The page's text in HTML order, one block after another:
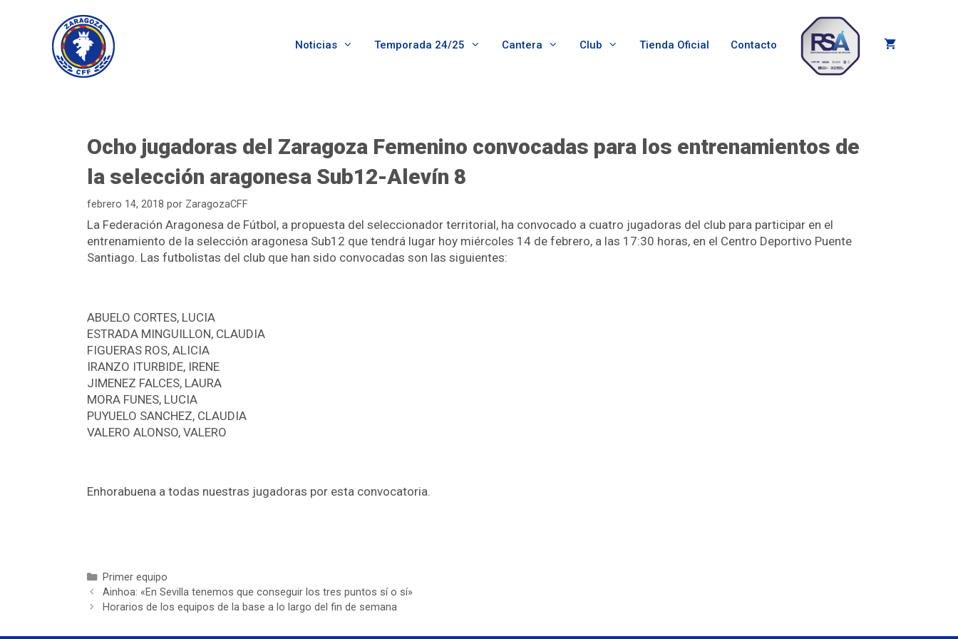
Noticias Temporada 24/25 Cantera Club Tienda Oficial Contacto
Ocho jugadoras del Zaragoza Femenino convocadas para los entrenamientos de
la selección aragonesa Sub12-Alevín 8
febrero 14, 2018 por ZaragozaCFF
La Federación Aragonesa de Fútbol, a propuesta del seleccionador territorial, ha convocado a cuatro jugadoras del club para participar en el
entrenamiento de la selección aragonesa Sub12 que tendrá lugar hoy miércoles 14 de febrero, a las 17:30 horas, en el Centro Deportivo Puente
Santiago. Las futbolistas del club que han sido convocadas son las siguientes:
ABUELO CORTES, LUCIA
ESTRADA MINGUILLON, CLAUDIA
FIGUERAS ROS, ALICIA
IRANZO ITURBIDE, IRENE
JIMENEZ FALCES, LAURA
MORA FUNES, LUCIA
PUYUELO SANCHEZ, CLAUDIA
VALERO ALONSO, VALERO
Enhorabuena a todas nuestras jugadoras por esta convocatoria.
Primer equipo
Ainhoa: «En Sevilla tenemos que conseguir los tres puntos sí o sí»
Horarios de los equipos de la base a lo largo del fin de semana